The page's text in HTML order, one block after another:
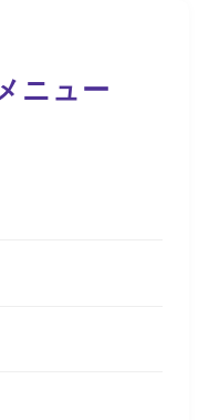
ニュー